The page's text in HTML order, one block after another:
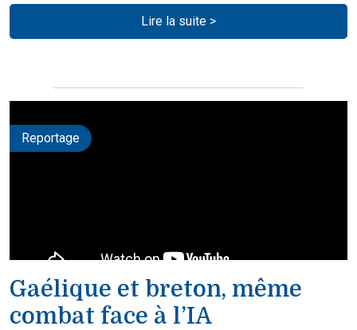
Lire la suite >
Reportage
Gaélique et breton, même
combat face à l’IA